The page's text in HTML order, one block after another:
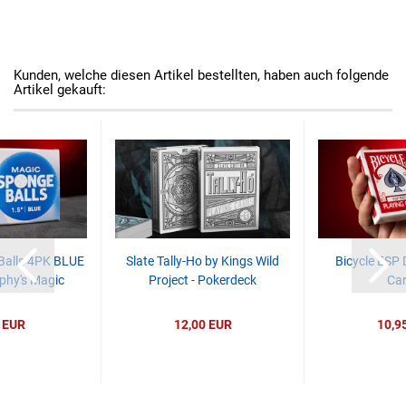
Kunden, welche diesen Artikel bestellten, haben auch folgende
Artikel gekauft:
4PK BLUE
Magic
Slate Tally-Ho by Kings Wild
Project - Pokerdeck
12,00 EUR
Bicycle ESP